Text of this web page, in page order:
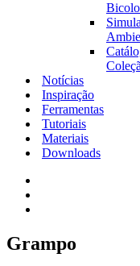
Notícias
Inspiração
Ferramentas
Tutoriais
Materiais
Downloads
Grampo